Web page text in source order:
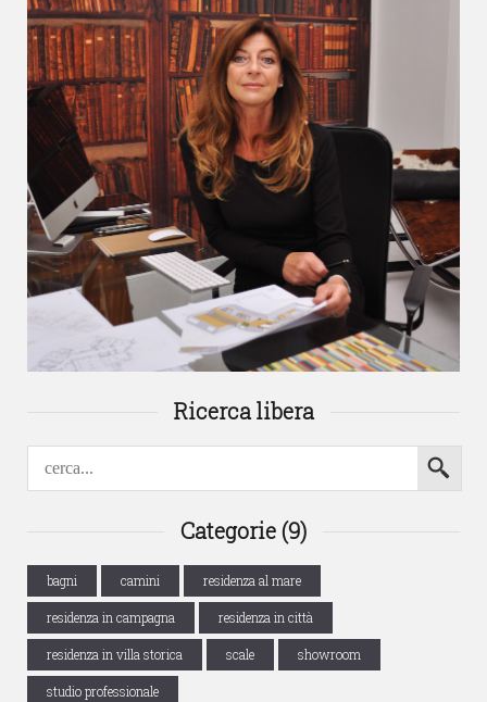
Ricerca libera
Categorie (9)
bagni camini residenza al mare
residenza in campagna residenza in città
residenza in villa storica scale showroom
studio professionale